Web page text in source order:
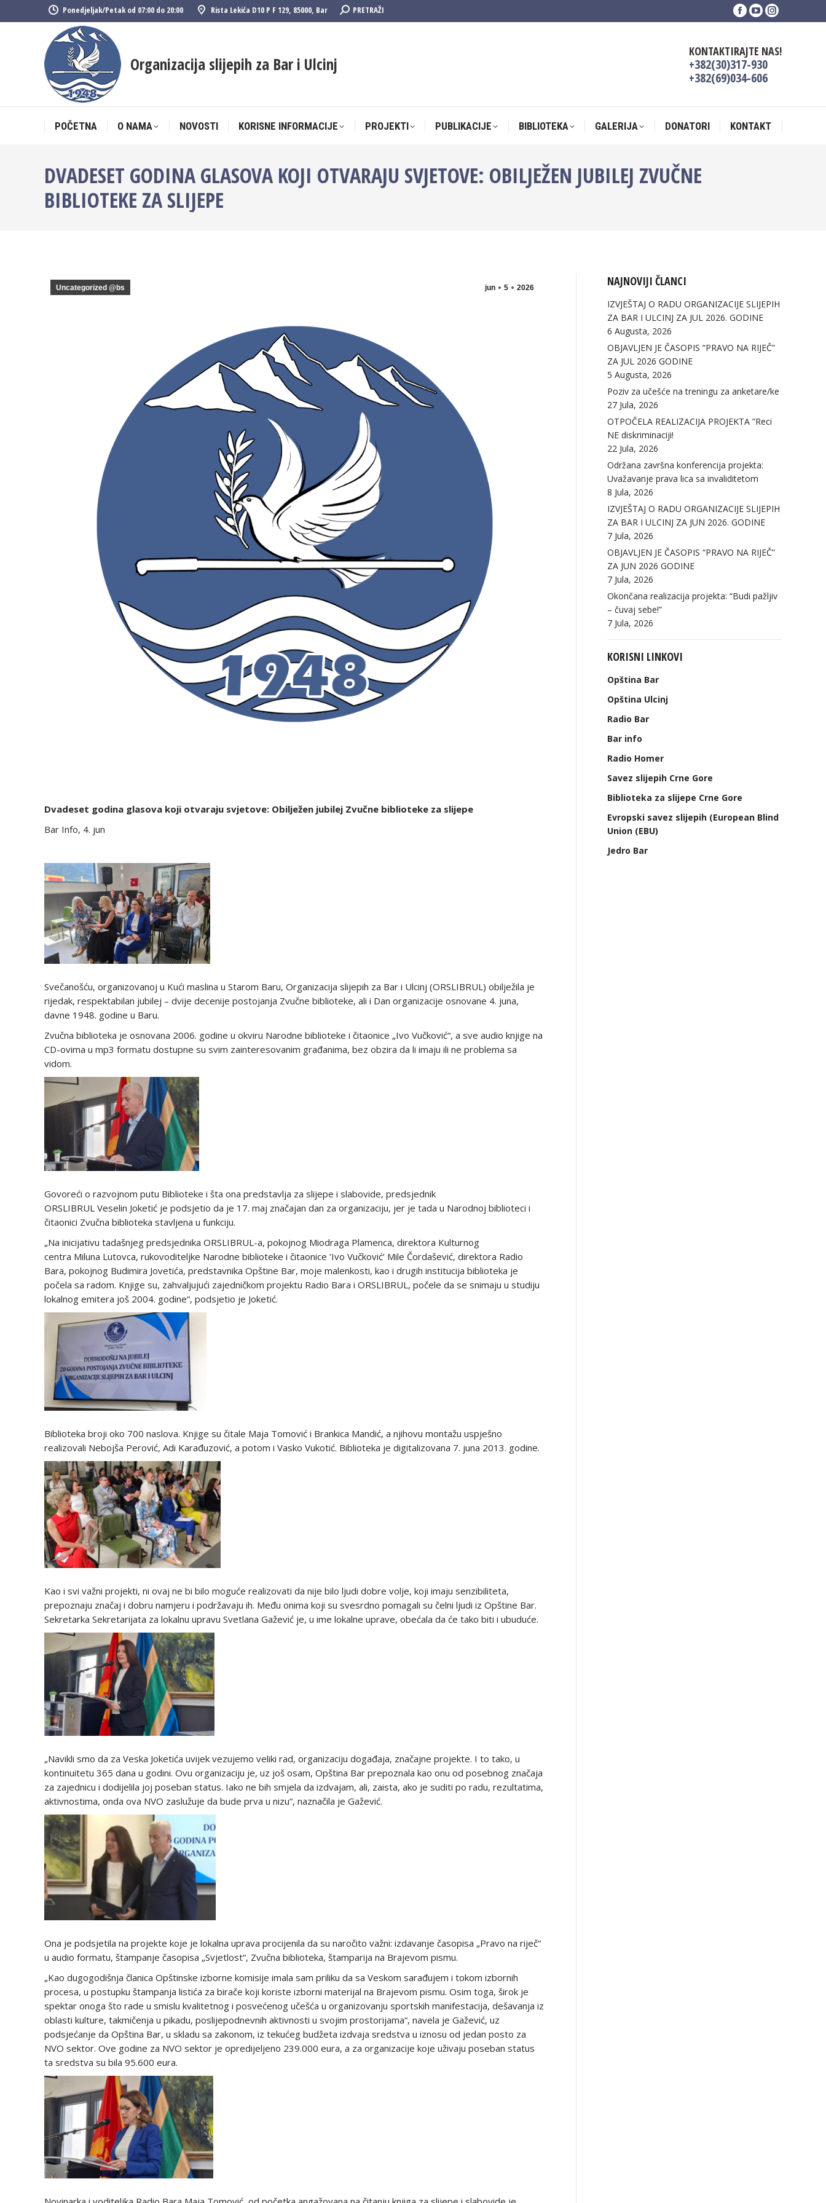
Ponedjeljak/Petak od 07:00 do 20:00 Rista Lekića D10 P F 129, 85000, Bar Search:PRETRAŽI
Facebook
in
new
window
YouTube
in
new
window
Instagram
in
Organizacija slijepih za Bar i Ulcinj
KONTAKTIRAJTE NAS!
+382(30)317-930
+382(69)034-606
POČETNA O NAMA NOVOSTI KORISNE INFORMACIJE PROJEKTI PUBLIKACIJE BIBLIOTEKA GALERIJA DONATORI KONTAKT
DVADESET GODINA GLASOVA KOJI OTVARAJU SVJETOVE: OBILJEŽEN JUBILEJ ZVUČNE
BIBLIOTEKE ZA SLIJEPE
jun 5 2026
Uncategorized @bs
Dvadeset godina glasova koji otvaraju svjetove: Obilježen jubilej Zvučne biblioteke za slijepe
Bar Info, 4. jun
Svečanošću, organizovanoj u Kući maslina u Starom Baru, Organizacija slijepih za Bar i Ulcinj (ORSLIBRUL) obilježila je
rijedak, respektabilan jubilej – dvije decenije postojanja Zvučne biblioteke, ali i Dan organizacije osnovane 4. juna,
davne 1948. godine u Baru.
Zvučna biblioteka je osnovana 2006. godine u okviru Narodne biblioteke i čitaonice „Ivo Vučković“, a sve audio knjige na
CD-ovima u mp3 formatu dostupne su svim zainteresovanim građanima, bez obzira da li imaju ili ne problema sa
vidom.
Govoreći o razvojnom putu Biblioteke i šta ona predstavlja za slijepe i slabovide, predsjednik
ORSLIBRUL Veselin Joketić je podsjetio da je 17. maj značajan dan za organizaciju, jer je tada u Narodnoj biblioteci i
čitaonici Zvučna biblioteka stavljena u funkciju.
„Na inicijativu tadašnjeg predsjednika ORSLIBRUL-a, pokojnog Miodraga Plamenca, direktora Kulturnog
centra Miluna Lutovca, rukovoditeljke Narodne biblioteke i čitaonice ‘Ivo Vučković’ Mile Čordašević, direktora Radio
Bara, pokojnog Budimira Jovetića, predstavnika Opštine Bar, moje malenkosti, kao i drugih institucija biblioteka je
počela sa radom. Knjige su, zahvaljujući zajedničkom projektu Radio Bara i ORSLIBRUL, počele da se snimaju u studiju
lokalnog emitera još 2004. godine“, podsjetio je Joketić.
Biblioteka broji oko 700 naslova. Knjige su čitale Maja Tomović i Brankica Mandić, a njihovu montažu uspješno
realizovali Nebojša Perović, Adi Karađuzović, a potom i Vasko Vukotić. Biblioteka je digitalizovana 7. juna 2013. godine.
Kao i svi važni projekti, ni ovaj ne bi bilo moguće realizovati da nije bilo ljudi dobre volje, koji imaju senzibiliteta,
prepoznaju značaj i dobru namjeru i podržavaju ih. Među onima koji su svesrdno pomagali su čelni ljudi iz Opštine Bar.
Sekretarka Sekretarijata za lokalnu upravu Svetlana Gažević je, u ime lokalne uprave, obećala da će tako biti i ubuduće.
„Navikli smo da za Veska Joketića uvijek vezujemo veliki rad, organizaciju događaja, značajne projekte. I to tako, u
kontinuitetu 365 dana u godini. Ovu organizaciju je, uz još osam, Opština Bar prepoznala kao onu od posebnog značaja
za zajednicu i dodijelila joj poseban status. Iako ne bih smjela da izdvajam, ali, zaista, ako je suditi po radu, rezultatima,
aktivnostima, onda ova NVO zaslužuje da bude prva u nizu“, naznačila je Gažević.
Ona je podsjetila na projekte koje je lokalna uprava procijenila da su naročito važni: izdavanje časopisa „Pravo na riječ“
u audio formatu, štampanje časopisa „Svjetlost“, Zvučna biblioteka, štamparija na Brajevom pismu.
„Kao dugogodišnja članica Opštinske izborne komisije imala sam priliku da sa Veskom sarađujem i tokom izbornih
procesa, u postupku štampanja listića za birače koji koriste izborni materijal na Brajevom pismu. Osim toga, širok je
spektar onoga što rade u smislu kvalitetnog i posvećenog učešća u organizovanju sportskih manifestacija, dešavanja iz
oblasti kulture, takmičenja u pikadu, poslijepodnevnih aktivnosti u svojim prostorijama“, navela je Gažević, uz
podsjećanje da Opština Bar, u skladu sa zakonom, iz tekućeg budžeta izdvaja sredstva u iznosu od jedan posto za
NVO sektor. Ove godine za NVO sektor je opredijeljeno 239.000 eura, a za organizacije koje uživaju poseban status
ta sredstva su bila 95.600 eura.
NAJNOVIJI ČLANCI
IZVJEŠTAJ O RADU ORGANIZACIJE SLIJEPIH
ZA BAR I ULCINJ ZA JUL 2026. GODINE
6 Augusta, 2026
OBJAVLJEN JE ČASOPIS “PRAVO NA RIJEČ”
ZA JUL 2026 GODINE
5 Augusta, 2026
Poziv za učešće na treningu za anketare/ke
27 Jula, 2026
OTPOČELA REALIZACIJA PROJEKTA ”Reci
NE diskriminaciji!
22 Jula, 2026
Održana završna konferencija projekta:
Uvažavanje prava lica sa invaliditetom
8 Jula, 2026
IZVJEŠTAJ O RADU ORGANIZACIJE SLIJEPIH
ZA BAR I ULCINJ ZA JUN 2026. GODINE
7 Jula, 2026
OBJAVLJEN JE ČASOPIS “PRAVO NA RIJEČ”
ZA JUN 2026 GODINE
7 Jula, 2026
Okončana realizacija projekta: “Budi pažljiv
– čuvaj sebe!”
7 Jula, 2026
KORISNI LINKOVI
Opština Bar
Opština Ulcinj
Radio Bar
Bar info
Radio Homer
Savez slijepih Crne Gore
Biblioteka za slijepe Crne Gore
Evropski savez slijepih (European Blind
Union (EBU)
Jedro Bar
POČETNA O NAMA NOVOSTI KORISNE INFORMACIJE PROJEKTI PUBLIKACIJE BIBLIOTEKA GALERIJA DONATORI KONTAKT